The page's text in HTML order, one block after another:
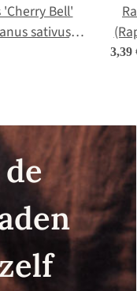
'Cherry Bell'
sativus)
3,39